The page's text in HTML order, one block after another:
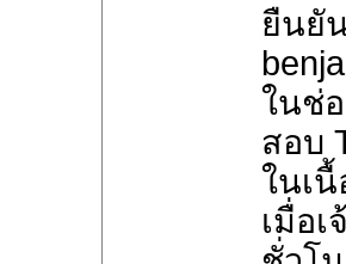
ยืนยั
ในช่
สอบ
ในเ
เมื่อ